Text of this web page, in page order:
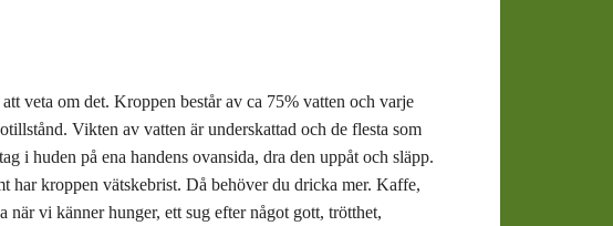
veta om det. Kroppen består av ca 75% vatten och varje
Vikten av vatten är underskattad och de flesta som
i huden på ena handens ovansida, dra den uppåt och släpp.
har kroppen vätskebrist. Då behöver du dricka mer. Kaffe,
vi känner hunger, ett sug efter något gott, trötthet,